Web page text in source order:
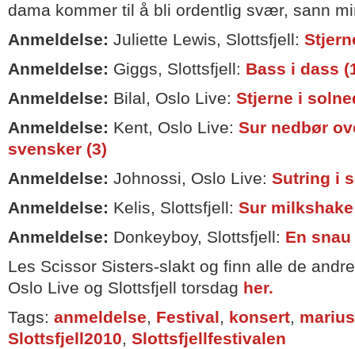
dama kommer til å bli ordentlig svær, sann
Anmeldelse: Juliette Lewis, Slottsfjell:
Anmeldelse: Giggs, Slottsfjell: Bass i dass
Anmeldelse: Bilal, Oslo Live: Stjerne i
Anmeldelse: Kent, Oslo Live: Sur nedbør
svensker (3)
Anmeldelse: Johnossi, Oslo Live: Sutring i
Anmeldelse: Kelis, Slottsfjell: Sur
Anmeldelse: Donkeyboy, Slottsfjell: En
Les Scissor Sisters-slakt og finn alle de
Oslo Live og Slottsfjell torsdag her.
Tags: anmeldelse, Festival, konsert,
Slottsfjell2010, Slottsfjellfestivalen